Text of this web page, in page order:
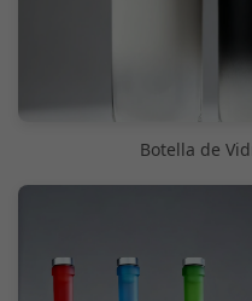
Botella de